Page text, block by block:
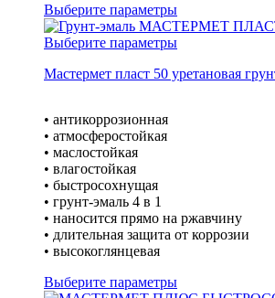
Выберите параметры
Выберите параметры
Мастермет пласт 50 уретановая
• антикоррозионная
• атмосферостойкая
• маслостойкая
• влагостойкая
• быстросохнущая
• грунт-эмаль 4 в 1
• наносится прямо на ржавчину
• длительная защита от коррозии
• высокоглянцевая
Выберите параметры